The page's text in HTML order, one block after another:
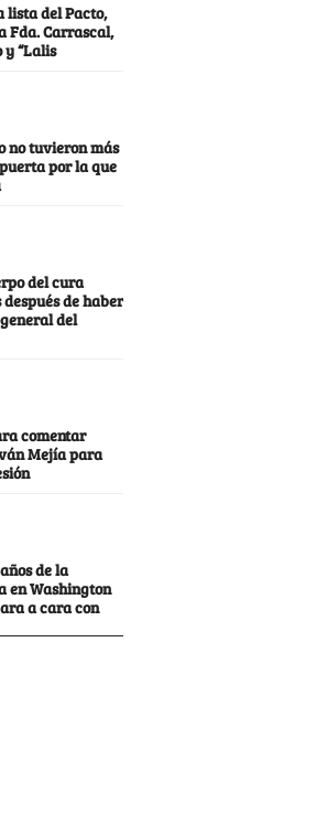
lista del Pacto,
Fda. Carrascal,
“Lalis
no tuvieron más
por la que
del cura
de haber
del
comentar
Mejía para
de la
en Washington
a cara con